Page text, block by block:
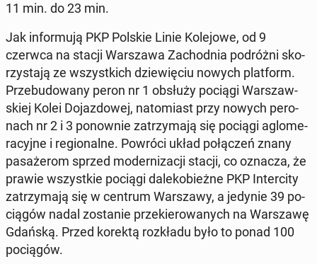
11 min. do 23 min.
Jak in­for­mu­ją PKP Polskie Linie Ko­le­jo­we, od 9
czerwca na stacji War­sza­wa Za­chod­nia po­dróż­ni sko­
rzy­sta­ją ze wszyst­kich dzie­wię­ciu nowych plat­form.
Prze­bu­do­wa­ny peron nr 1 obsłuży pociągi War­szaw­
skiej Kolei Do­jaz­do­wej, na­to­miast przy nowych pe­ro­
nach nr 2 i 3 po­now­nie za­trzy­ma­ją się pociągi aglo­me­
ra­cyj­ne i re­gio­nal­ne. Powróci układ po­łą­czeń znany
pa­sa­że­rom sprzed mo­der­ni­za­cji stacji, co oznacza, że
prawie wszyst­kie pociągi da­le­ko­bież­ne PKP In­ter­ci­ty
za­trzy­ma­ją się w centrum War­sza­wy, a jedynie 39 po­
cią­gów nadal zo­sta­nie prze­kie­ro­wa­nych na War­sza­wę
Gdańską. Przed korektą roz­kła­du było to ponad 100
po­cią­gów.